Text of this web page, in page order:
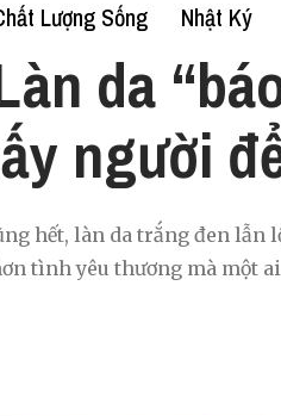
Lượng Sống Nhật Ký
da
người
hết, làn da trắng đen lẫn
tình yêu thương mà một